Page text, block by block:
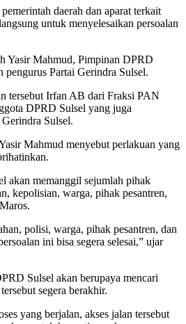
daerah dan aparat terkait
untuk menyelesaikan persoalan
Yasir Mahmud, Pimpinan DPRD
pengurus Partai Gerindra Sulsel.
tersebut Irfan AB dari Fraksi PAN
DPRD Sulsel yang juga
Sulsel.
Mahmud menyebut perlakuan yang
akan memanggil sejumlah pihak
kepolisian, warga, pihak pesantren,
polisi, warga, pihak pesantren, dan
ini bisa segera selesai,” ujar
Sulsel akan berupaya mencari
segera berakhir.
yang berjalan, akses jalan tersebut